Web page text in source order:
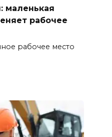
маленькая
рабочее
рабочее место